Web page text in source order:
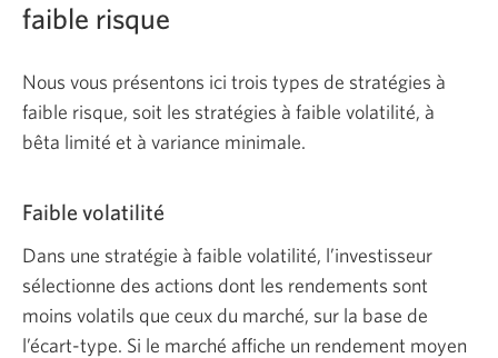
faible risque
Nous vous présentons ici trois types de stratégies à
faible risque, soit les stratégies à faible volatilité, à
bêta limité et à variance minimale.
Faible volatilité
Dans une stratégie à faible volatilité, l’investisseur
sélectionne des actions dont les rendements sont
moins volatils que ceux du marché, sur la base de
l’écart-type. Si le marché affiche un rendement moyen